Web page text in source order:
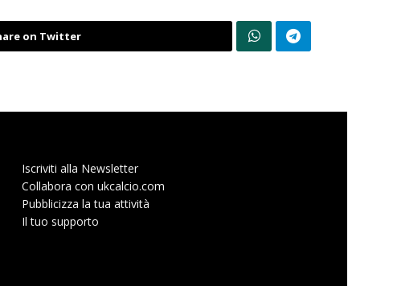
on Twitter
Iscriviti alla Newsletter
Collabora con ukcalcio.com
Pubblicizza la tua attività
Il tuo supporto